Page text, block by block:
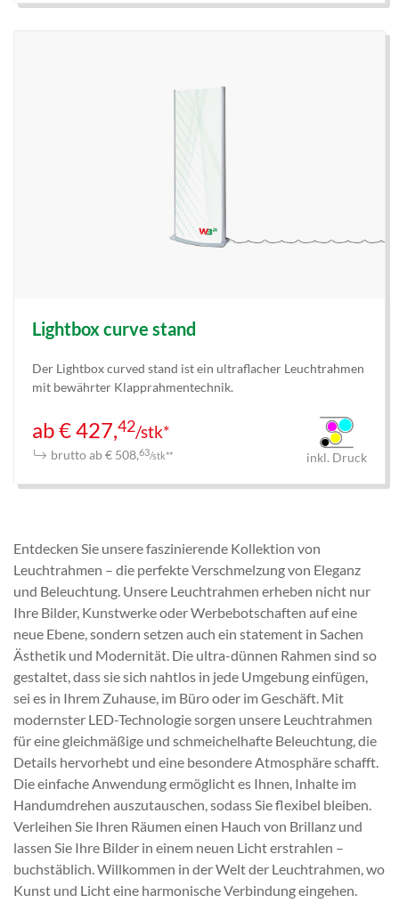
Lightbox curve stand
Der Lightbox curved stand ist ein ultraflacher Leuchtrahmen
mit bewährter Klapprahmentechnik.
ab € 427,42/stk*
brutto ab € 508,63/stk** inkl. Druck
Entdecken Sie unsere faszinierende Kollektion von
Leuchtrahmen – die perfekte Verschmelzung von Eleganz
und Beleuchtung. Unsere Leuchtrahmen erheben nicht nur
Ihre Bilder, Kunstwerke oder Werbebotschaften auf eine
neue Ebene, sondern setzen auch ein statement in Sachen
Ästhetik und Modernität. Die ultra-dünnen Rahmen sind so
gestaltet, dass sie sich nahtlos in jede Umgebung einfügen,
sei es in Ihrem Zuhause, im Büro oder im Geschäft. Mit
modernster LED-Technologie sorgen unsere Leuchtrahmen
für eine gleichmäßige und schmeichelhafte Beleuchtung, die
Details hervorhebt und eine besondere Atmosphäre schafft.
Die einfache Anwendung ermöglicht es Ihnen, Inhalte im
Handumdrehen auszutauschen, sodass Sie flexibel bleiben.
Verleihen Sie Ihren Räumen einen Hauch von Brillanz und
lassen Sie Ihre Bilder in einem neuen Licht erstrahlen –
buchstäblich. Willkommen in der Welt der Leuchtrahmen, wo
Kunst und Licht eine harmonische Verbindung eingehen.